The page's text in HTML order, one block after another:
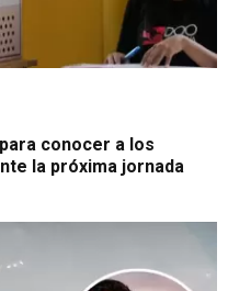
conocer a los
la próxima jornada